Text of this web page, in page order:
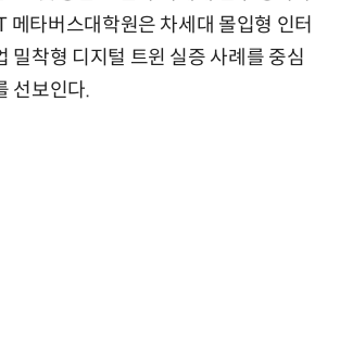
메타버스대학원은 차세대 몰입형 인터
밀착형 디지털 트윈 실증 사례를 중심
선보인다.